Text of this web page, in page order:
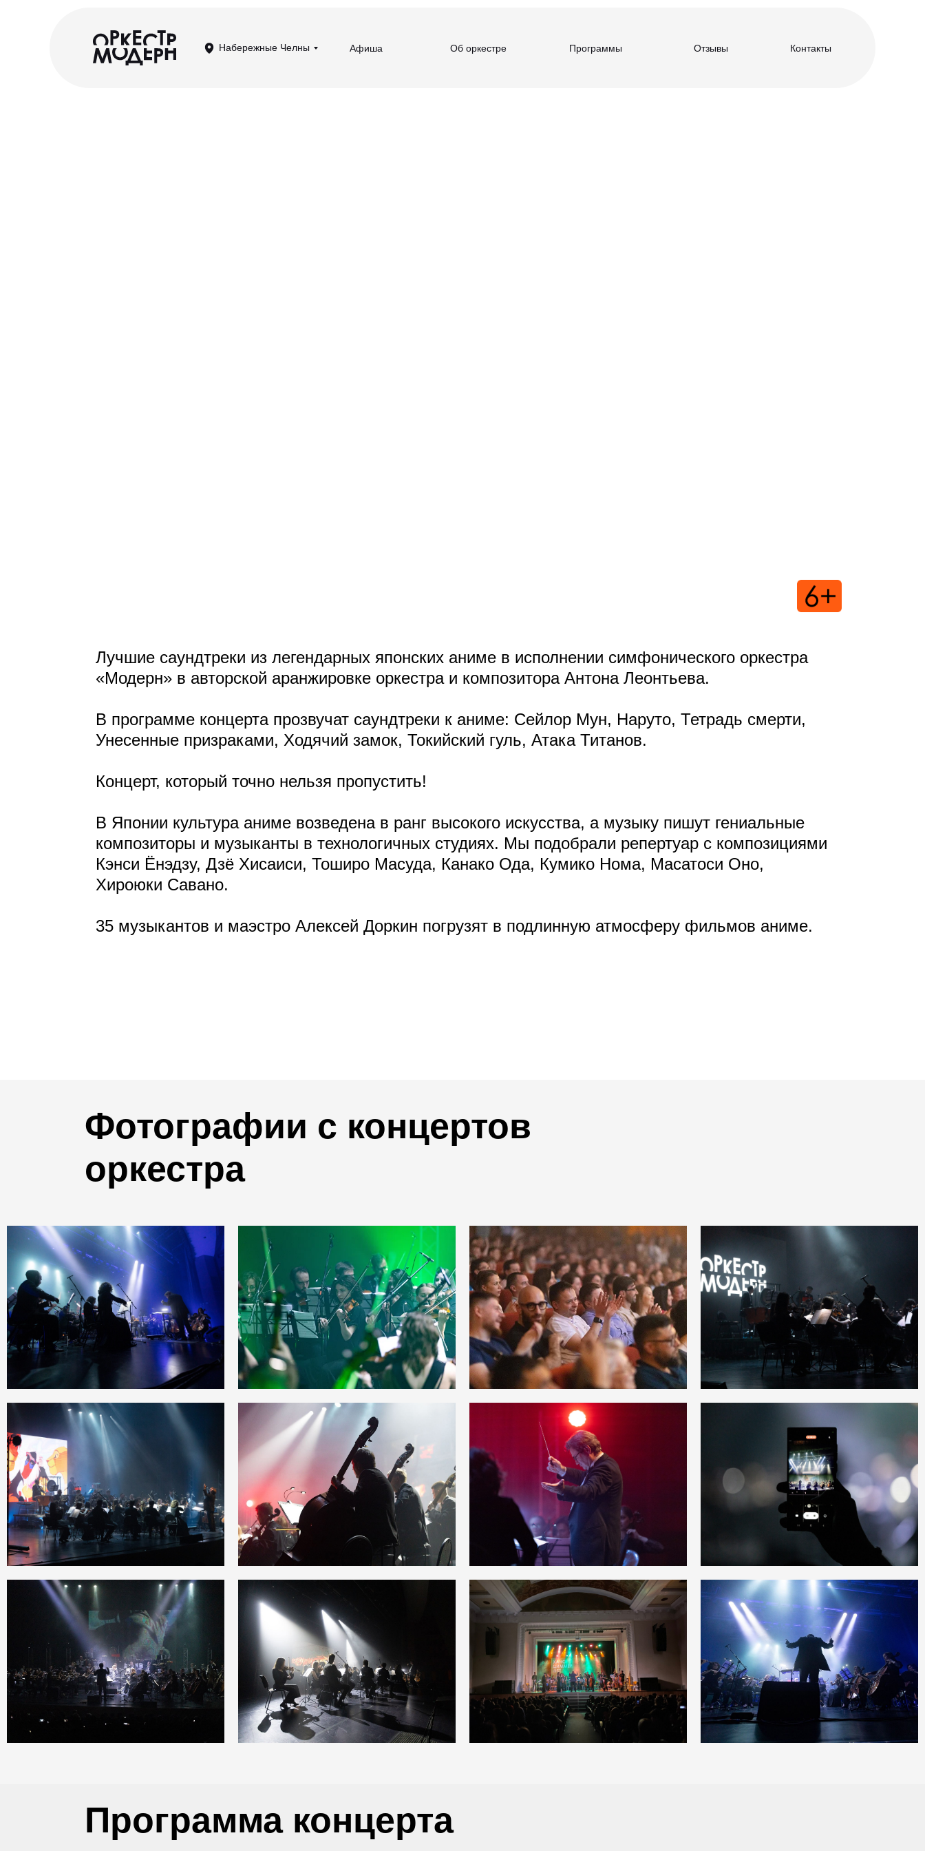
Набережные Челны Афиша Об оркестре Контакты
Отзывы
Программы
Лучшие саундтреки из легендарных японских аниме в исполнении симфонического оркестра
«Модерн» в авторской аранжировке оркестра и композитора Антона Леонтьева.
В программе концерта прозвучат саундтреки к аниме: Сейлор Мун, Наруто, Тетрадь смерти,
Унесенные призраками, Ходячий замок, Токийский гуль, Атака Титанов.
Концерт, который точно нельзя пропустить!
В Японии культура аниме возведена в ранг высокого искусства, а музыку пишут гениальные
композиторы и музыканты в технологичных студиях. Мы подобрали репертуар с композициями
Кэнси Ёнэдзу, Дзё Хисаиси, Тоширо Масуда, Канако Ода, Кумико Нома, Масатоси Оно,
Хироюки Савано.
35 музыкантов и маэстро Алексей Доркин погрузят в подлинную атмосферу фильмов аниме.
Купить билеты
Фотографии с концертов
оркестра
Программа концерта